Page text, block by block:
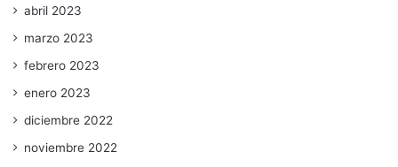
abril 2023
marzo 2023
febrero 2023
enero 2023
diciembre 2022
noviembre 2022